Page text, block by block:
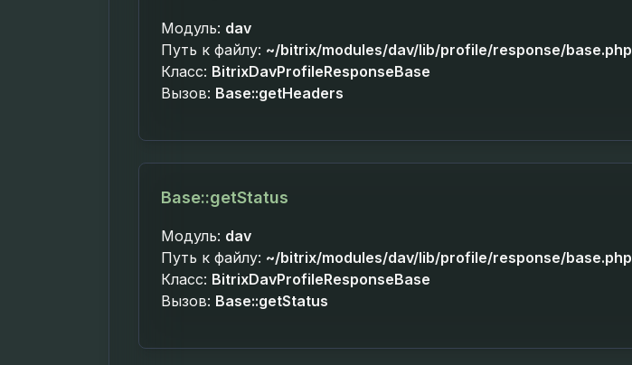
Модуль: dav
Путь к файлу: ~/bitrix/modules/dav/lib/profile/response/base.php
Класс: BitrixDavProfileResponseBase
Вызов: Base::getHeaders
Base::getStatus
Модуль: dav
Путь к файлу: ~/bitrix/modules/dav/lib/profile/response/base.php
Класс: BitrixDavProfileResponseBase
Вызов: Base::getStatus